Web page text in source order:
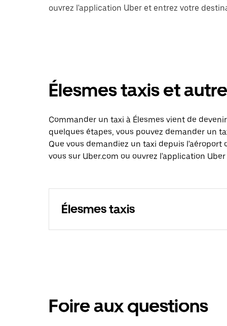
ouvrez l'application Uber et entrez votre
Élesmes taxis et
Commander un taxi à Élesmes vient de
quelques étapes, vous pouvez demander un
Que vous demandiez un taxi depuis
vous sur Uber.com ou ouvrez l'application
Élesmes taxis
Foire aux questions